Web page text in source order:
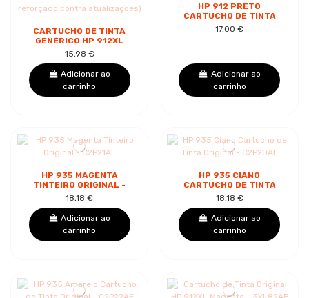
CARTUCHO DE TINTA
GENÉRICO HP 912XL
PRETO - SUBSTITUI
3YL84AE/3YL80AE
(CHIP REFORÇADO...
15,98 €
Adicionar ao
carrinho
HP 912 PRETO
CARTUCHO DE TINTA
ORIGINAL - 3YL80AE
17,00 €
Adicionar ao
carrinho
HP 935 MAGENTA
TINTEIRO ORIGINAL -
C2P21AE
18,18 €
Adicionar ao
carrinho
HP 935 CIANO
CARTUCHO DE TINTA
ORIGINAL - C2P20AE
18,18 €
Adicionar ao
carrinho